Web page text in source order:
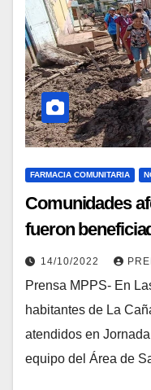
FARMACIA COMUNITARIA
Comunidades
fueron
de Salud
14/10/2022
Prensa MPPS- En
habitantes de La
atendidos en
equipo del Área de